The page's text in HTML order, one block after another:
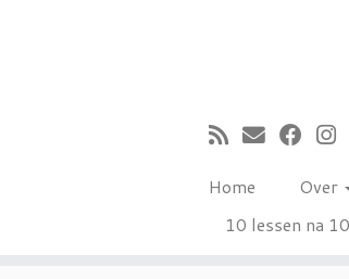
Home Over
10 lessen na